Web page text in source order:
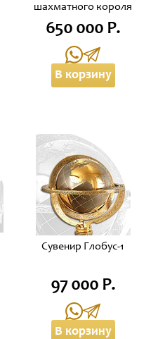
шахматного короля
650 000 Р.
В корзину
Сувенир Глобус-1
97 000 Р.
В корзину